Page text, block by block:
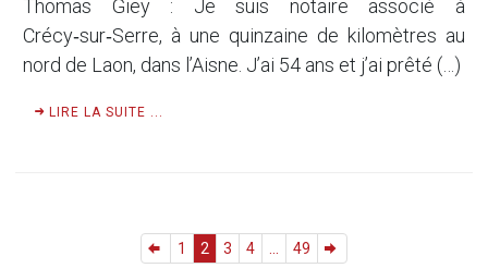
Thomas Giey : Je suis notaire associé à
Crécy‑sur‑Serre, à une quinzaine de kilomètres au
nord de Laon, dans l’Aisne. J’ai 54 ans et j’ai prêté (…)
LIRE LA SUITE ...
1 2 3 4 49